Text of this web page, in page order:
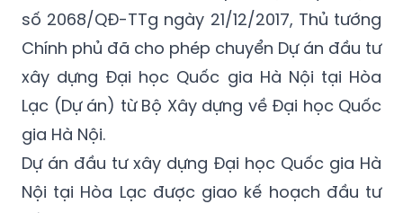
Theo tờ trình của Chính phủ, tại Quyết định
số 2068/QĐ-TTg ngày 21/12/2017, Thủ tướng
Chính phủ đã cho phép chuyển Dự án đầu tư
xây dựng Đại học Quốc gia Hà Nội tại Hòa
Lạc (Dự án) từ Bộ Xây dựng về Đại học Quốc
gia Hà Nội.